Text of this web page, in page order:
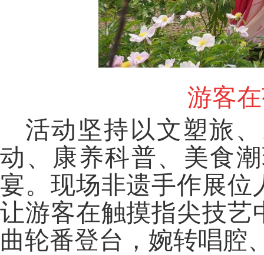
游客
活动坚持以文塑旅
动、康养科普、美食
宴。现场非遗手作展
让游客在触摸指尖技艺
曲轮番登台，婉转唱腔